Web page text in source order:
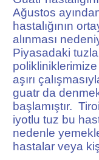
Ağustos
hastalığının
alınması
Piyasadaki
aşırı
guatr da
başlamıştır.
iyotlu tuz bu
nedenle
hastalar veya